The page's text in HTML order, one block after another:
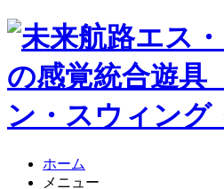
ホーム
メニュー